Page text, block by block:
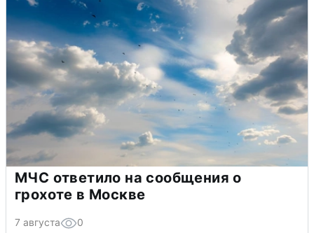
МЧС ответило на сообщения о
грохоте в Москве
7 августа 0